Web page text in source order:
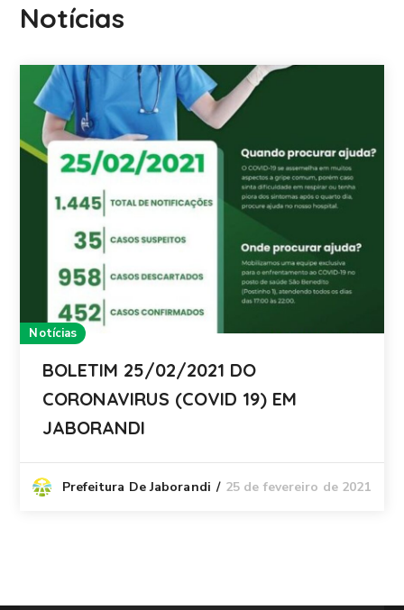
Notícias
Notícias
BOLETIM 25/02/2021 DO
CORONAVIRUS (COVID 19) EM
JABORANDI
Prefeitura De Jaborandi 25 de fevereiro de 2021